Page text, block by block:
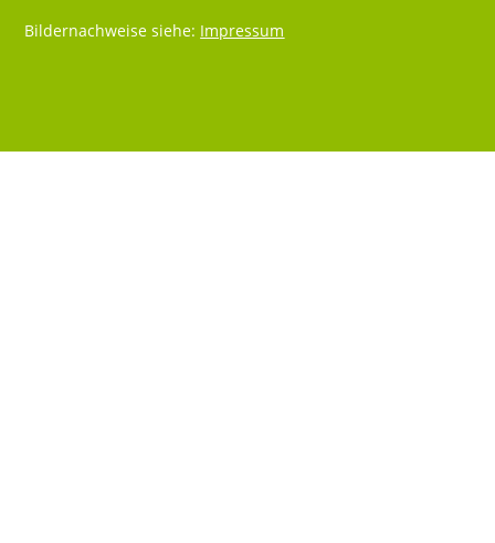
Bildernachweise siehe: Impressum